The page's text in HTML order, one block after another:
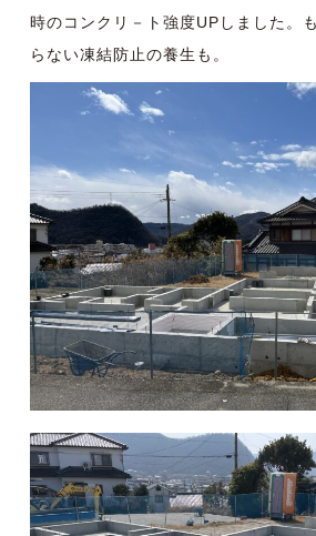
時のコンクリ－ト強度UPしました。
らない凍結防止の養生も。